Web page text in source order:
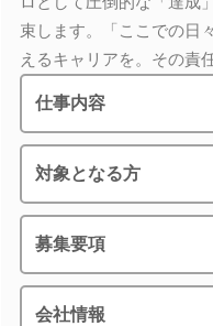
束します。「ここでの日
えるキャリアを。その責
仕事内容
対象となる方
募集要項
会社情報